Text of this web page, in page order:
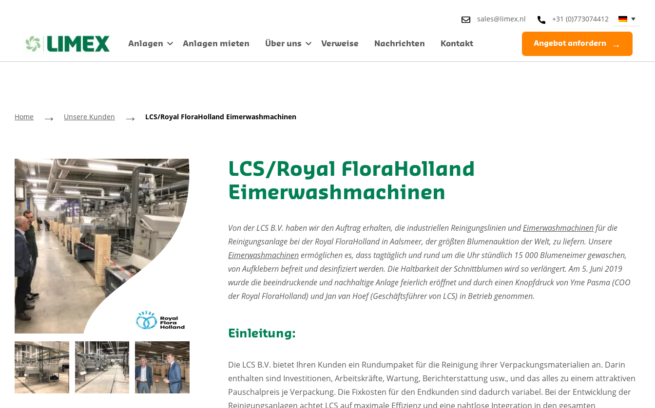
sales@limex.nl +31 (0)773074412
Anlagen Anlagen mieten Über uns Verweise Nachrichten Kontakt Angebot anfordern
Home → Unsere Kunden → LCS/Royal FloraHolland Eimerwashmachinen
LCS/Royal FloraHolland
Eimerwashmachinen
Von der LCS B.V. haben wir den Auftrag erhalten, die industriellen Reinigungslinien undEimerwashmachinenfür die
Reinigungsanlage bei der Royal FloraHolland in Aalsmeer, der größten Blumenauktion der Welt, zu liefern. Unsere
Eimerwashmachinenermöglichen es, dass tagtäglich und rund um die Uhr stündlich 15 000 Blumeneimer gewaschen,
von Aufklebern befreit und desinfiziert werden. Die Haltbarkeit der Schnittblumen wird so verlängert. Am 5. Juni 2019
wurde die beeindruckende und nachhaltige Anlage feierlich eröffnet und durch einen Knopfdruck von Yme Pasma (COO
der Royal FloraHolland) und Jan van Hoef (Geschäftsführer von LCS) in Betrieb genommen.
Einleitung:
Die LCS B.V. bietet Ihren Kunden ein Rundumpaket für die Reinigung ihrer Verpackungsmaterialien an. Darin
enthalten sind Investitionen, Arbeitskräfte, Wartung, Berichterstattung usw., und das alles zu einem attraktiven
Pauschalpreis je Verpackung. Die Fixkosten für den Endkunden sind dadurch variabel. Bei der Entwicklung der
Reinigungsanlagen achtet LCS auf maximale Effizienz und eine nahtlose Integration in den gesamten